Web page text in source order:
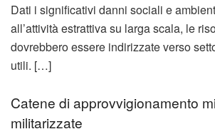
Dati i significativi danni sociali e
all’attività estrattiva su larga scala, le
dovrebbero essere indirizzate verso
utili. […]
Catene di approvvigionamento
militarizzate